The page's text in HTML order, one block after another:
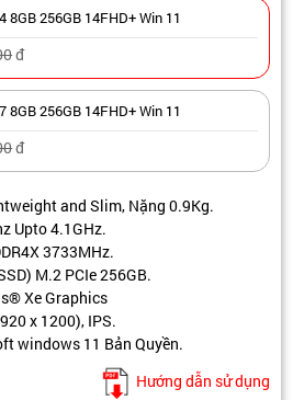
LG gram 14Z90P i3 1115G4 8GB 256GB 14FHD+ Win 11
đ
LG gram 14Z90P i5 1135G7 8GB 256GB 14FHD+ Win 11
đ
and Slim, Nặng 0.9Kg.
Upto 4.1GHz.
3733MHz.
M.2 PCIe 256GB.
Xe Graphics
x 1200), IPS.
windows 11 Bản Quyền.
Hướng dẫn sử dụng